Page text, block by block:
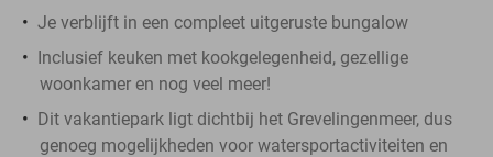
Je verblijft in een compleet uitgeruste bungalow
Inclusief keuken met kookgelegenheid, gezellige
woonkamer en nog veel meer!
Dit vakantiepark ligt dichtbij het Grevelingenmeer, dus
genoeg mogelijkheden voor watersportactiviteiten en